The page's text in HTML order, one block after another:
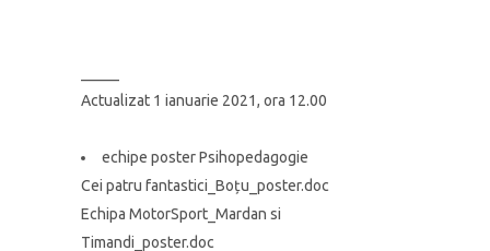
Actualizat 1 ianuarie 2021, ora 12.00
echipe poster Psihopedagogie
Cei patru fantastici_Boțu_poster.doc
Echipa MotorSport_Mardan si
Timandi_poster.doc